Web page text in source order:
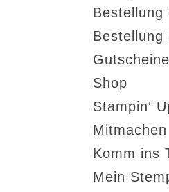
Bestellung
Bestellung
Shop
Stampin‘
Mitmachen
Komm ins
Mein